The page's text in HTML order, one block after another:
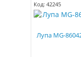
Код: 42245
Лупа MG-